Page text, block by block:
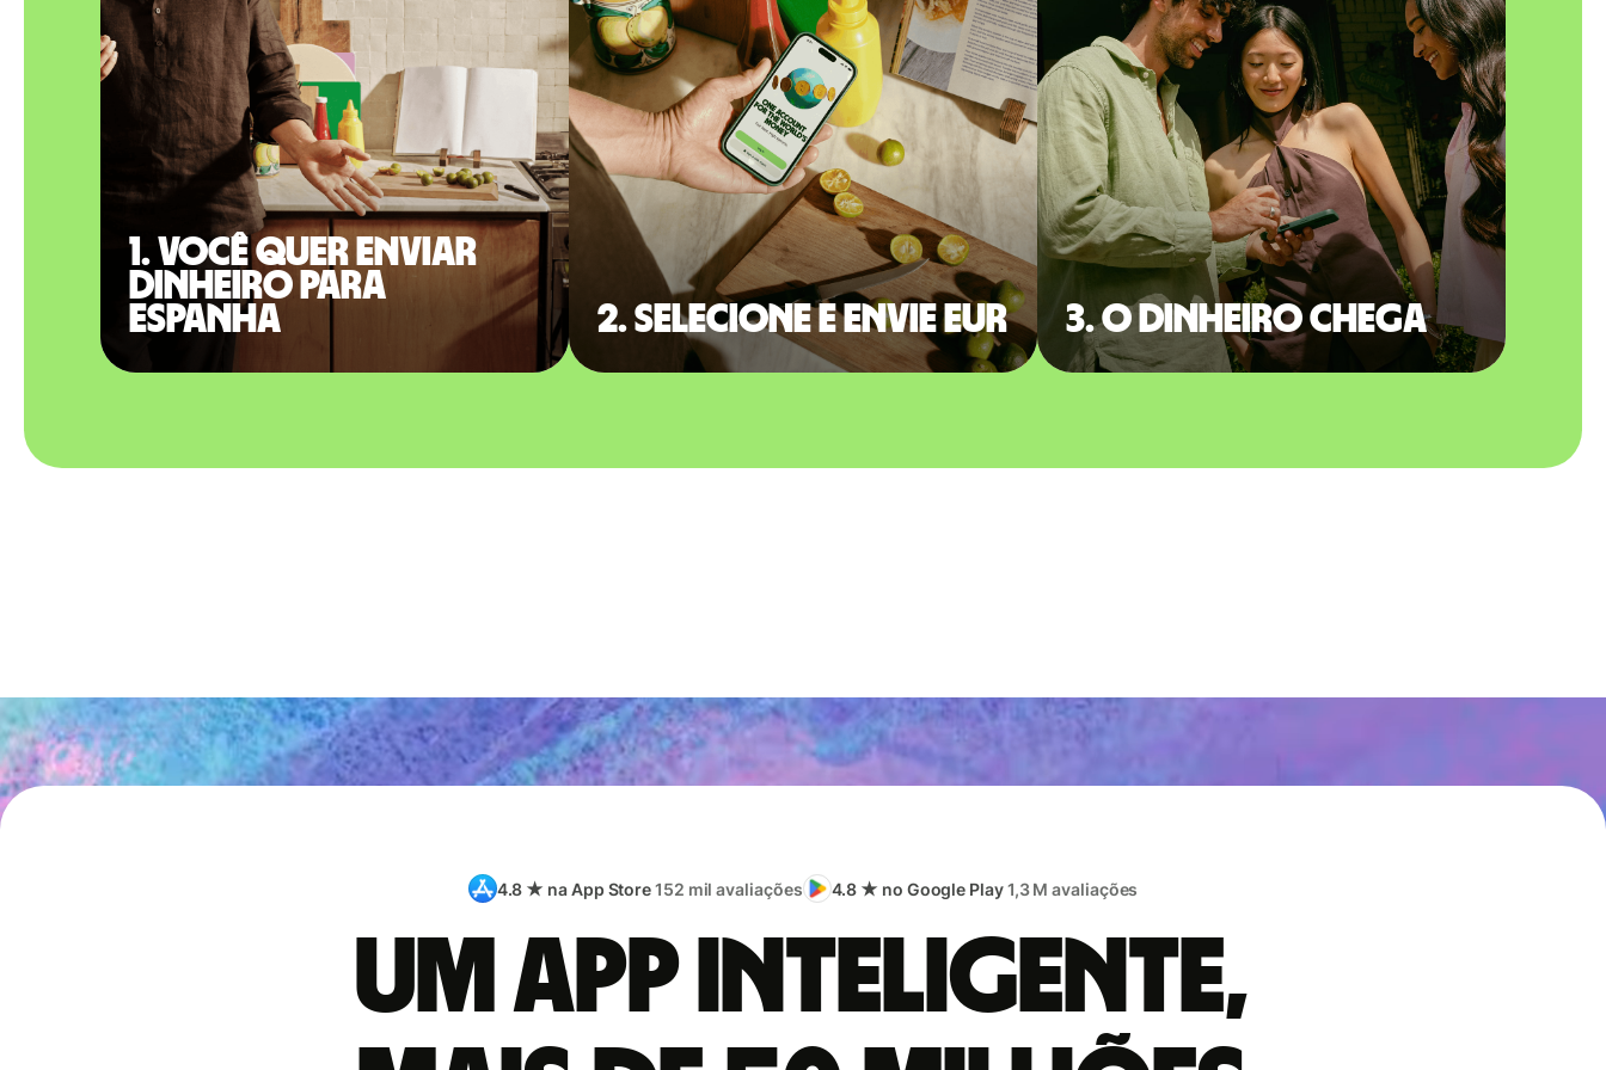
1. Você quer enviar
dinheiro para
Espanha
2. Selecione e envie EUR 3. O dinheiro chega
4.8 ★ na App Store152 mil avaliações 4.8 ★ no Google Play1,3 M avaliações
Um app inteligente,